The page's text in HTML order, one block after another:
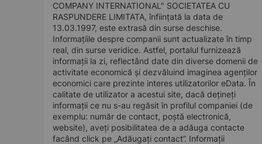
COMPANY INTERNATIONAL" SOCIETATEA CU
RASPUNDERE LIMITATA, înființată la data de
13.03.1997, este extrasă din surse deschise.
Informațiile despre companii sunt actualizate în timp
real, din surse veridice. Astfel, portalul furnizează
informații la zi, reflectând date din diverse domenii de
activitate economică și dezvăluind imaginea agenților
economici care prezinte interes utilizatorilor eData. În
calitate de utilizator a acestui site, dacă dețineți
informații ce nu s-au regăsit în profilul companiei (de
exemplu: număr de contact, poștă electronică,
website), aveți posibilitatea de a adăuga contacte
facând click pe „Adăugați contact”. Informații